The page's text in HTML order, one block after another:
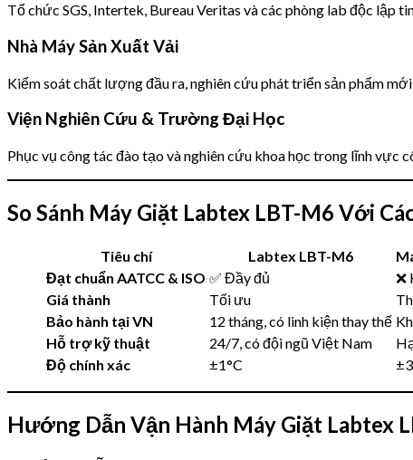
Tổ chức SGS, Intertek, Bureau Veritas và các phòng lab độc lập
Nhà Máy Sản Xuất Vải
Kiểm soát chất lượng đầu ra, nghiên cứu phát triển sản phẩm
Viện Nghiên Cứu & Trường Đại Học
Phục vụ công tác đào tạo và nghiên cứu khoa học trong lĩnh vực
So Sánh Máy Giặt Labtex LBT-M6 Với
Tiêu chí Labtex LBT-M6
Đạt chuẩn AATCC & ISO ✅ Đầy đủ ❌
Giá thành
Tối ưu
Bảo hành tại VN
12 tháng, có linh kiện thay thế
Hỗ trợ kỹ thuật
24/7, có đội ngũ Việt Nam
Độ chính xác
±1°C
Hướng Dẫn Vận Hành Máy Giặt Labtex